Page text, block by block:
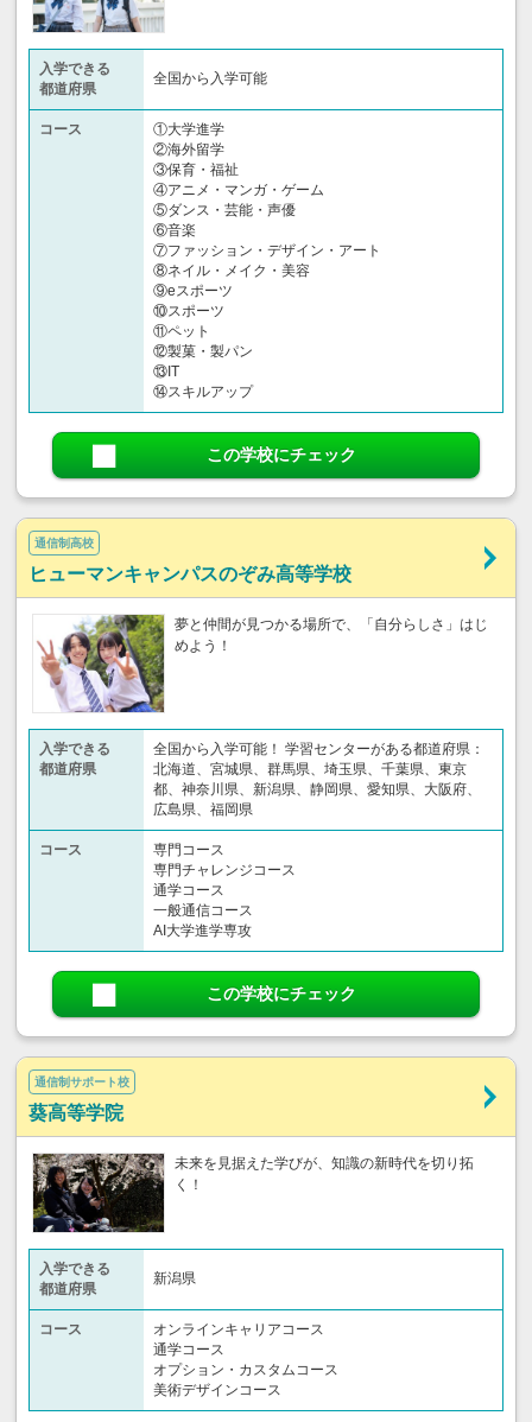
入学できる
都道府県
全国から入学可能
コース
①大学進学
②海外留学
③保育・福祉
④アニメ・マンガ・ゲーム
⑤ダンス・芸能・声優
⑥音楽
⑦ファッション・デザイン・アート
⑧ネイル・メイク・美容
⑨eスポーツ
⑩スポーツ
⑪ペット
⑫製菓・製パン
⑬IT
⑭スキルアップ
この学校にチェック
通信制高校
ヒューマンキャンパスのぞみ高等学校
夢と仲間が見つかる場所で、「自分らしさ」はじ
めよう！
入学できる
都道府県
全国から入学可能！ 学習センターがある都道府県：
北海道、宮城県、群馬県、埼玉県、千葉県、東京
都、神奈川県、新潟県、静岡県、愛知県、大阪府、
広島県、福岡県
コース
専門コース
専門チャレンジコース
通学コース
一般通信コース
AI大学進学専攻
この学校にチェック
通信制サポート校
葵高等学院
未来を見据えた学びが、知識の新時代を切り拓
く！
入学できる
都道府県
新潟県
コース
オンラインキャリアコース
通学コース
オプション・カスタムコース
美術デザインコース